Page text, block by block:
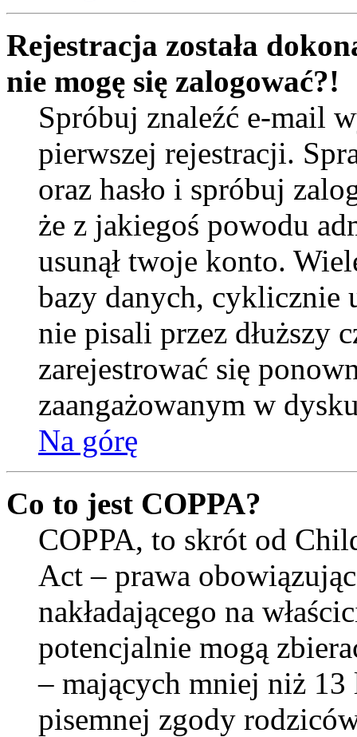
Rejestracja została
nie mogę się zalogować?!
Spróbuj znaleźć e-mail
pierwszej rejestracji.
oraz hasło i spróbuj
że z jakiegoś powodu
usunął twoje konto.
bazy danych, cyklicznie
nie pisali przez dłuższy
zarejestrować się
zaangażowanym w
Na górę
Co to jest COPPA?
COPPA, to skrót od
Act – prawa
nakładającego na
potencjalnie mogą
– mających mniej niż 13
pisemnej zgody